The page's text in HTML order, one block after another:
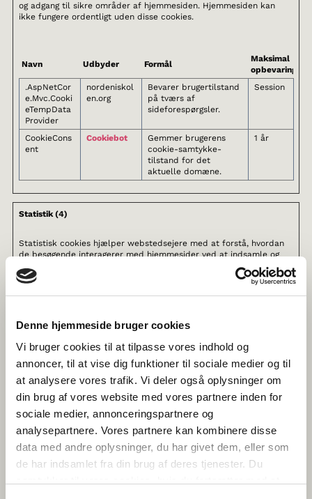
Denne hjemmeside bruger cookies
Vi bruger cookies til at tilpasse vores indhold og
annoncer, til at vise dig funktioner til sociale medier og til
at analysere vores trafik. Vi deler også oplysninger om
din brug af vores website med vores partnere inden for
sociale medier, annonceringspartnere og
analysepartnere. Vores partnere kan kombinere disse
data med andre oplysninger, du har givet dem, eller som
de har indsamlet fra din brug af deres tjenester. Du
og adgang til sikre områder af hjemmesiden. Hjemmesiden kan
ikke fungere ordentligt uden disse cookies.
Navn Udbyder Formål
Maksimal
opbevaringstid
.AspNetCor
e.Mvc.Cooki
eTempData
Provider
nordeniskol
en.org
Bevarer brugertilstand
på tværs af
sideforespørgsler.
Session
CookieCons
ent
Cookiebot
Gemmer brugerens
cookie-samtykke-
tilstand for det
aktuelle domæne.
1 år
Statistik (4)
Statistisk cookies hjælper webstedsejere med at forstå, hvordan
de besøgende interagerer med hjemmesider ved at indsamle og
der anvendes til at
føre statistik over
hvordan den
besøgende bruger
hjemmesiden.
_ga_#
Anvendes af Google
Analytics til at
indsamle data om
antallet af gange en
bruger har besøgt
hjemmesiden samt
seneste besøg.